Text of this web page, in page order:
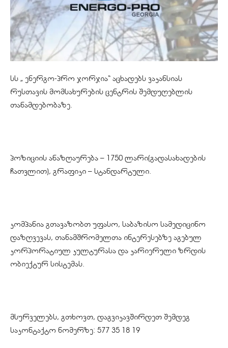
სს „ ენერგო-პრო ჯორჯია“ აცხადებს ვაკანსიას
რუსთავის მომსახურების ცენტრის შემდუღებლის
თანამდებობაზე.
პოზიციის ანაზღაურება – 1750 ლარი(გადასახადების
ჩათვლით), გრაფიკი – სტანდარტული.
კომპანია გთავაზობთ უფასო, საბაზისო სამედიცინო
დაზღვევას, თანამშრომელთა ინტერესებზე აგებულ
კორპორატიულ კულტურასა და კარიერული ზრდის
ობიექტურ სისტემას.
მსურველებს, გთხოვთ, დაგვიკავშირდეთ შემდეგ
საკონტაქტო ნომერზე: 577 35 18 19